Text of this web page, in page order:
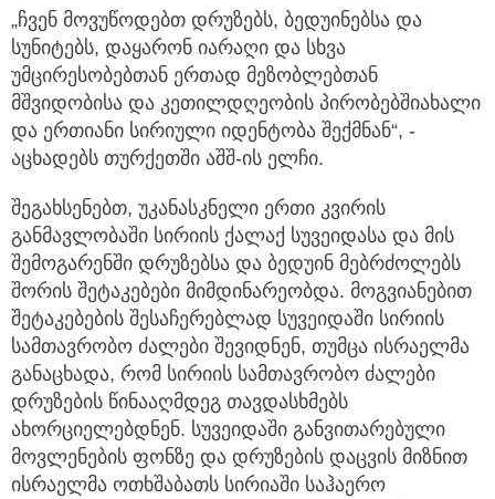
„ჩვენ მოვუწოდებთ დრუზებს, ბედუინებსა და
სუნიტებს, დაყარონ იარაღი და სხვა
უმცირესობებთან ერთად მეზობლებთან
მშვიდობისა და კეთილდღეობის პირობებშიახალი
და ერთიანი სირიული იდენტობა შექმნან“, -
აცხადებს თურქეთში აშშ-ის ელჩი.
შეგახსენებთ, უკანასკნელი ერთი კვირის
განმავლობაში სირიის ქალაქ სუვეიდასა და მის
შემოგარენში დრუზებსა და ბედუინ მებრძოლებს
შორის შეტაკებები მიმდინარეობდა. მოგვიანებით
შეტაკებების შესაჩერებლად სუვეიდაში სირიის
სამთავრობო ძალები შევიდნენ, თუმცა ისრაელმა
განაცხადა, რომ სირიის სამთავრობო ძალები
დრუზების წინააღმდეგ თავდასხმებს
ახორციელებდნენ. სუვეიდაში განვითარებული
მოვლენების ფონზე და დრუზების დაცვის მიზნით
ისრაელმა ოთხშაბათს სირიაში საჰაერო